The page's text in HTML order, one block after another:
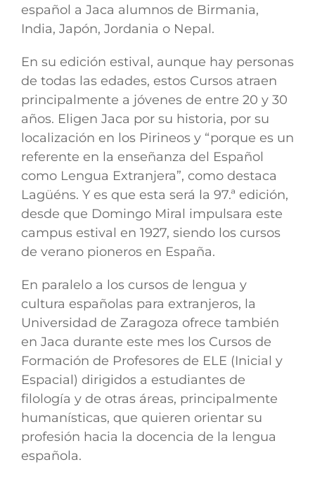
español a Jaca alumnos de Birmania,
India, Japón, Jordania o Nepal.
En su edición estival, aunque hay personas
de todas las edades, estos Cursos atraen
principalmente a jóvenes de entre 20 y 30
años. Eligen Jaca por su historia, por su
localización en los Pirineos y “porque es un
referente en la enseñanza del Español
como Lengua Extranjera”, como destaca
Lagüéns. Y es que esta será la 97.ª edición,
desde que Domingo Miral impulsara este
campus estival en 1927, siendo los cursos
de verano pioneros en España.
En paralelo a los cursos de lengua y
cultura españolas para extranjeros, la
Universidad de Zaragoza ofrece también
en Jaca durante este mes los Cursos de
Formación de Profesores de ELE (Inicial y
Espacial) dirigidos a estudiantes de
filología y de otras áreas, principalmente
humanísticas, que quieren orientar su
profesión hacia la docencia de la lengua
española.